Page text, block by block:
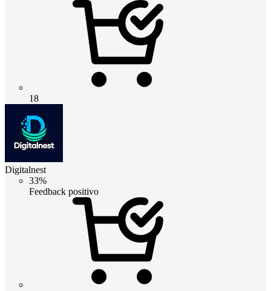
18
Digitalnest
33%
Feedback positivo